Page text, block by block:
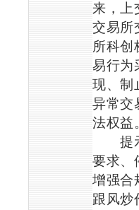
来，上
交易所
所科创
易行为
现、制
异常交
法权益
提示
要求、
增强合
跟风炒